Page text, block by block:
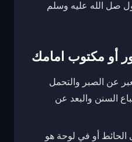
صل الله عليه وسلم
أو مكتوب امامك
عن الصبر والتحمل
السنن والبعد عن
أو في لوحة هو